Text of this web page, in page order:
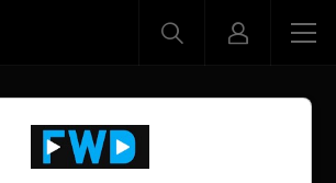
Gato Audio PPA-1